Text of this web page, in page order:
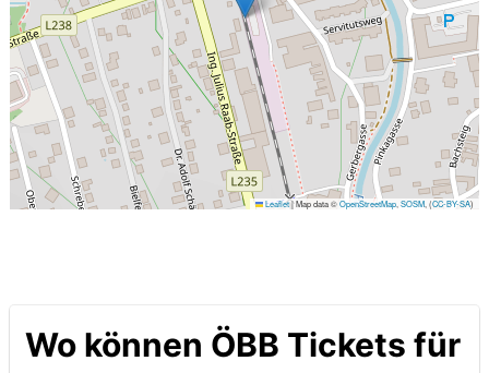
Leaflet|Map data ©OpenStreetMap ,SOSM , (CC-BY-SA)
Wo können ÖBB Tickets für